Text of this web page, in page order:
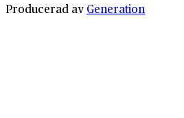
Producerad av Generation